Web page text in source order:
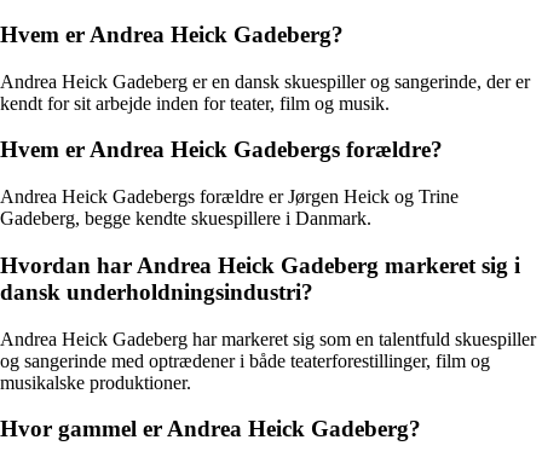
Hvem er Andrea Heick Gadeberg?
Andrea Heick Gadeberg er en dansk skuespiller og sangerinde, der er
kendt for sit arbejde inden for teater, film og musik.
Hvem er Andrea Heick Gadebergs forældre?
Andrea Heick Gadebergs forældre er Jørgen Heick og Trine
Gadeberg, begge kendte skuespillere i Danmark.
Hvordan har Andrea Heick Gadeberg markeret sig i
dansk underholdningsindustri?
Andrea Heick Gadeberg har markeret sig som en talentfuld skuespiller
og sangerinde med optrædener i både teaterforestillinger, film og
musikalske produktioner.
Hvor gammel er Andrea Heick Gadeberg?